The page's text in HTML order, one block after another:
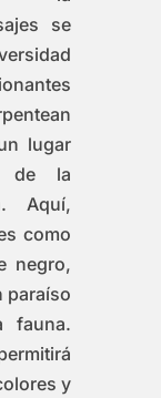
se
lugar
de la
Aquí,
como
negro,
paraíso
fauna.
y